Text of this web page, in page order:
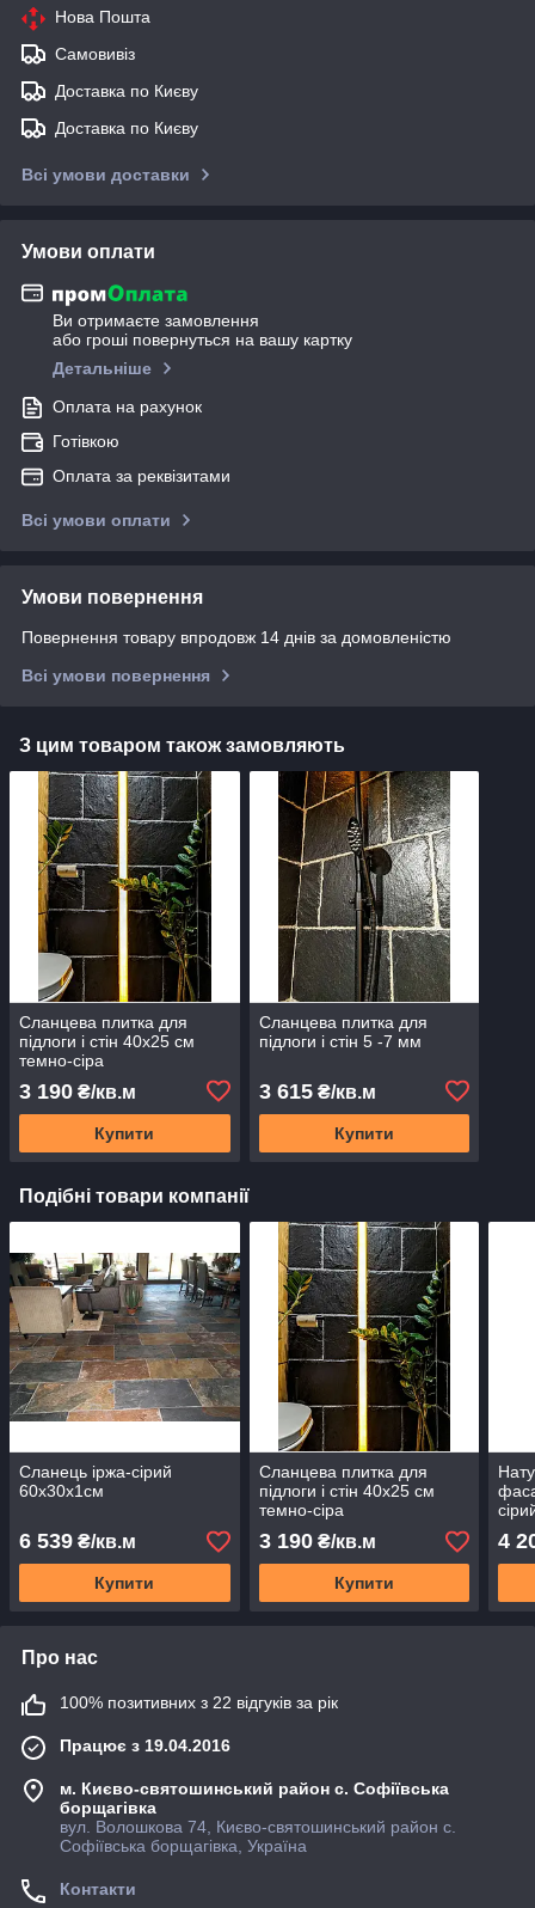
Нова Пошта
Самовивіз
Доставка по Києву
Доставка по Києву
Всі умови доставки
Умови оплати
Ви отримаєте замовлення
або гроші повернуться на вашу картку
Детальніше
Оплата на рахунок
Готівкою
Оплата за реквізитами
Всі умови оплати
Умови повернення
Повернення товару впродовж 14 днів за домовленістю
Всі умови повернення
З цим товаром також замовляють
Сланцева плитка для
підлоги і стін 40х25 см
темно-сіра
3 190 ₴/кв.м
Купити
Сланцева плитка для
підлоги і стін 5 -7 мм
3 615₴/кв.м
Купити
Подібні товари компанії
Сланець іржа-сірий
60х30х1см
6 539 ₴/кв.м
Купити
Сланцева плитка для
підлоги і стін 40х25 см
темно-сіра
3 190₴/кв.м
Купити
4
Про нас
100% позитивних з 22 відгуків за рік
Працює з 19.04.2016
м. Києво-святошинський район с. Софіївська
борщагівка
вул. Волошкова 74, Києво-святошинський район с.
Софіївська борщагівка, Україна
Контакти